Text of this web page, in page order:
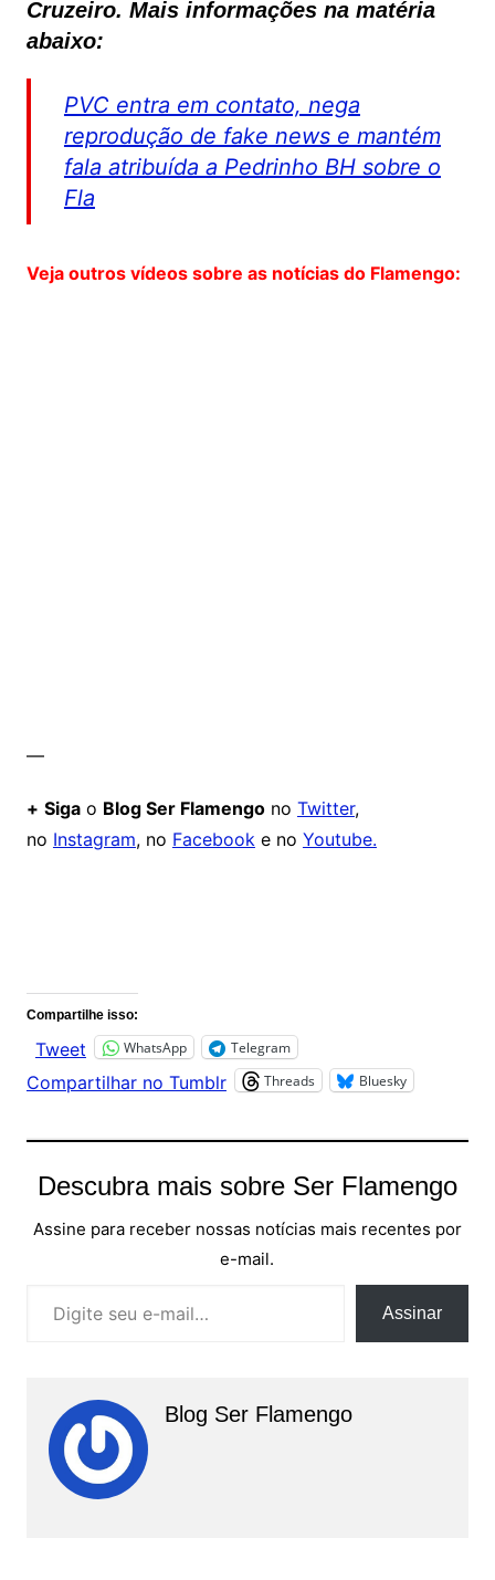
Cruzeiro. Mais informações na matéria
abaixo:
PVC entra em contato, nega
reprodução de fake news e mantém
fala atribuída a Pedrinho BH sobre o
Fla
Veja outros vídeos sobre as notícias do Flamengo:
—
+ Sigao Blog Ser Flamengono Twitter,
no Instagram, no Facebooke no Youtube.
Compartilhe isso:
Tweet WhatsApp Telegram
Compartilhar no Tumblr Threads Bluesky
Descubra mais sobre Ser Flamengo
Assine para receber nossas notícias mais recentes por
e-mail.
Assinar
Blog Ser Flamengo